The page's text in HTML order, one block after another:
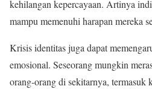
kehilangan kepercayaan. Artinya
mampu memenuhi harapan mereka
Krisis identitas juga dapat
emosional. Seseorang mungkin
orang-orang di sekitarnya, termasuk